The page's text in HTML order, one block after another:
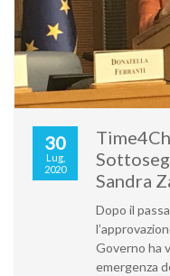
30
Lug,
2020
Sandra
Dopo il
Governo ha
emergenza